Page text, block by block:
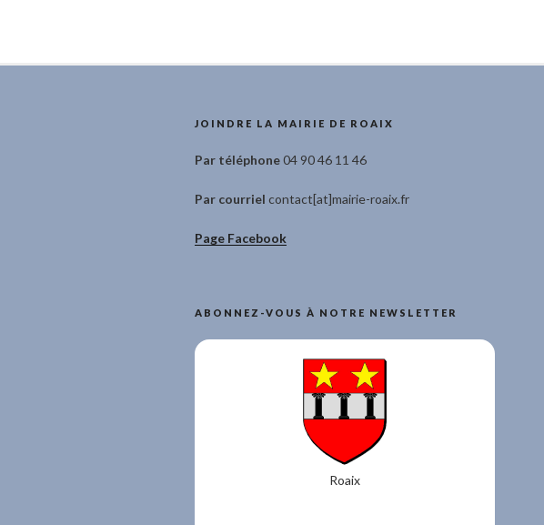
JOINDRE LA MAIRIE DE ROAIX
Par téléphone04 90 46 11 46
Par courriel contact[at]mairie-roaix.fr
Page Facebook
ABONNEZ-VOUS À NOTRE NEWSLETTER
Roaix